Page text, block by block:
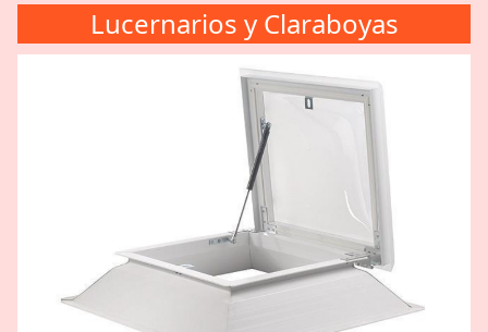
Lucernarios y Claraboyas